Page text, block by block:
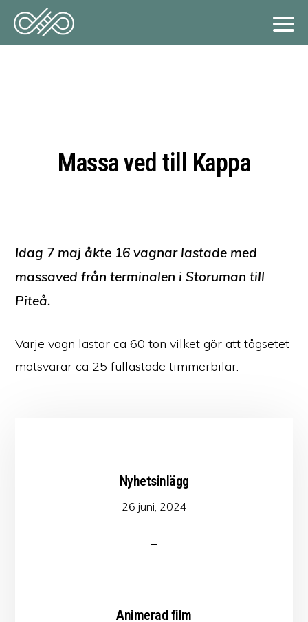
Massa ved till Kappa
Idag 7 maj åkte 16 vagnar lastade med
massaved från terminalen i Storuman till
Piteå.
Varje vagn lastar ca 60 ton vilket gör att tågsetet
motsvarar ca 25 fullastade timmerbilar.
Nyhetsinlägg
26 juni, 2024
Animerad film